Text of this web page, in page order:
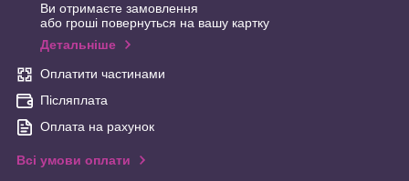
Ви отримаєте замовлення
або гроші повернуться на вашу картку
Детальніше
Оплатити частинами
Післяплата
Оплата на рахунок
Всі умови оплати